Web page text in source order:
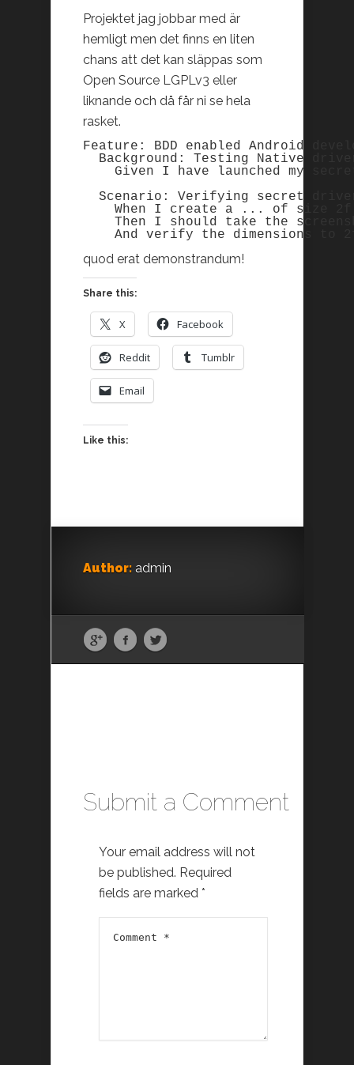
Projektet jag jobbar med är
hemligt men det finns en liten
chans att det kan släppas som
Open Source LGPLv3 eller
liknande och då får ni se hela
rasket.
Feature: BDD enabled Android
Background: Testing Native
Given I have launched my
Scenario: Verifying secret
When I create a ... of size 2f
Then I should take the
And verify the dimensions to
quod erat demonstrandum!
Share this:
X Facebook
Reddit Tumblr
Email
Like this:
Author: admin
Submit a Comment
Your email address will not
be published. Required
fields are marked *